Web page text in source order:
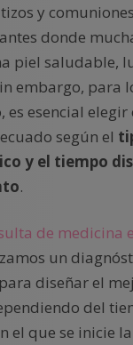
y
donde
piel saludable,
embargo, para
esencial elegir
según el
y el tiempo
.
de medicina
un
diseñar el
del
el que se inicie